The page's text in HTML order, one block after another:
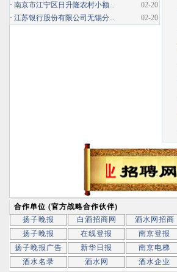
02-20
· 南京市江宁区日升隆农村小额...
02-20
· 江苏银行股份有限公司无锡分...
合作单位 (官方战略合作伙伴)
扬子晚报
白酒招商网 酒水网招商
扬子晚报
在线登报 南京登报
扬子晚报广告
新华日报 南京电梯
酒水名录
酒水网 酒水企业